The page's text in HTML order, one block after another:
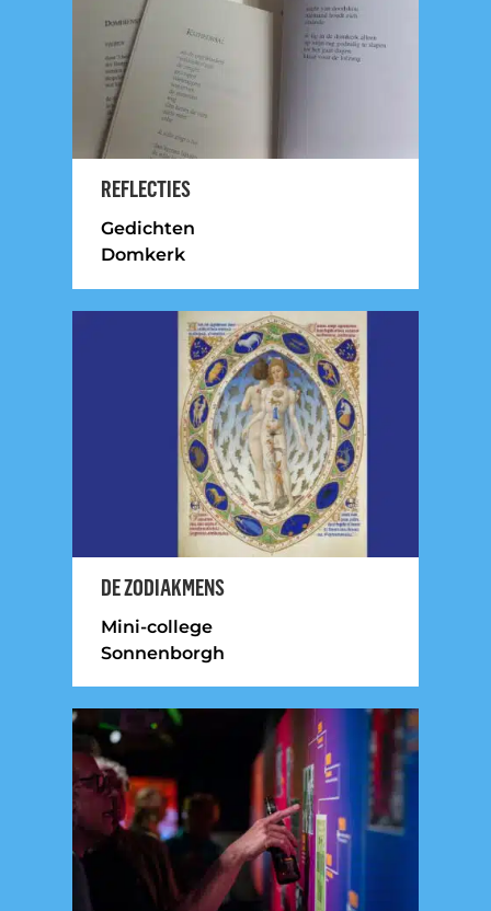
REFLECTIES
Gedichten
Domkerk
DE ZODIAKMENS
Mini-college
Sonnenborgh